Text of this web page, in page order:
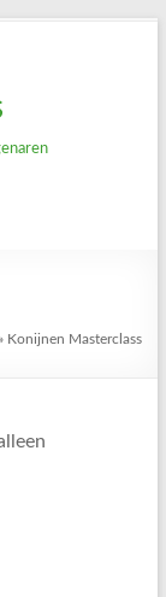
» Konijnen Masterclass